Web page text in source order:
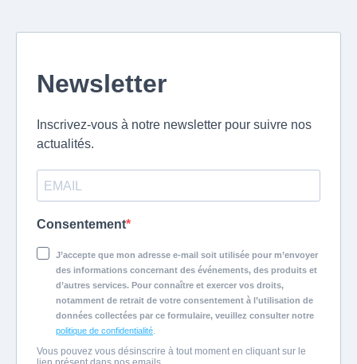
Newsletter
Inscrivez-vous à notre newsletter pour suivre nos
actualités.
Consentement
J’accepte que mon adresse e-mail soit utilisée pour m’envoyer
des informations concernant des événements, des produits et
d’autres services. Pour connaître et exercer vos droits,
notamment de retrait de votre consentement à l’utilisation de
données collectées par ce formulaire, veuillez consulter notre
politique de confidentialité
Vous pouvez vous désinscrire à tout moment en cliquant sur le